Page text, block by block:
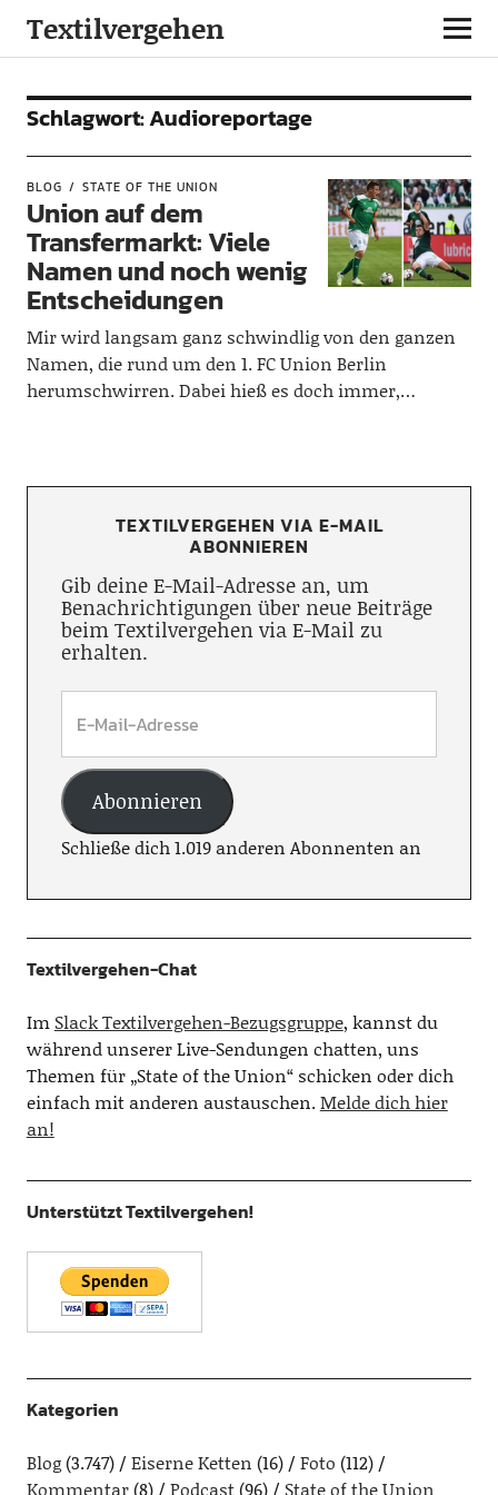
Textilvergehen
Schlagwort:Audioreportage
BLOG STATE OF THE UNION
Union auf dem
Transfermarkt: Viele
Namen und noch wenig
Entscheidungen
Mir wird langsam ganz schwindlig von den ganzen
Namen, die rund um den 1. FC Union Berlin
herumschwirren. Dabei hieß es doch immer,…
TEXTILVERGEHEN VIA E-MAIL
ABONNIEREN
Gib deine E-Mail-Adresse an, um
Benachrichtigungen über neue Beiträge
beim Textilvergehen via E-Mail zu
erhalten.
Abonnieren
Schließe dich 1.019 anderen Abonnenten an
Textilvergehen-Chat
Im Slack Textilvergehen-Bezugsgruppe, kannst du
während unserer Live-Sendungen chatten, uns
Themen für „State of the Union“ schicken oder dich
einfach mit anderen austauschen.Melde dich hier
an!
Unterstützt Textilvergehen!
Kategorien
Blog(3.747) Eiserne Ketten (16) Foto (112)
Kommentar(8) Podcast(96) State of the Union